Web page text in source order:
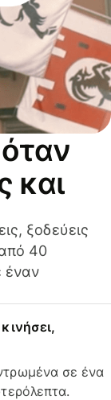
και
ξοδεύεις
40
έναν
σε ένα